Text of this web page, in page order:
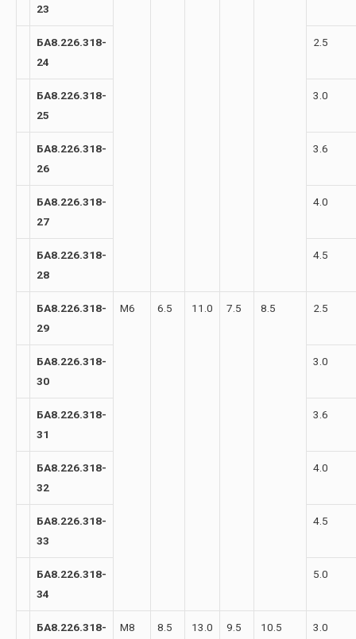
23
БА8.226.318-
24
2.5
БА8.226.318-
25
3.0
БА8.226.318-
26
3.6
БА8.226.318-
27
4.0
БА8.226.318-
28
4.5
БА8.226.318-
29
М6 6.5 11.0 7.5 8.5 2.5
БА8.226.318-
30
3.0
БА8.226.318-
31
3.6
БА8.226.318-
32
4.0
БА8.226.318-
33
4.5
БА8.226.318-
34
5.0
БА8.226.318-
М8 8.5 13.0 9.5 10.5 3.0